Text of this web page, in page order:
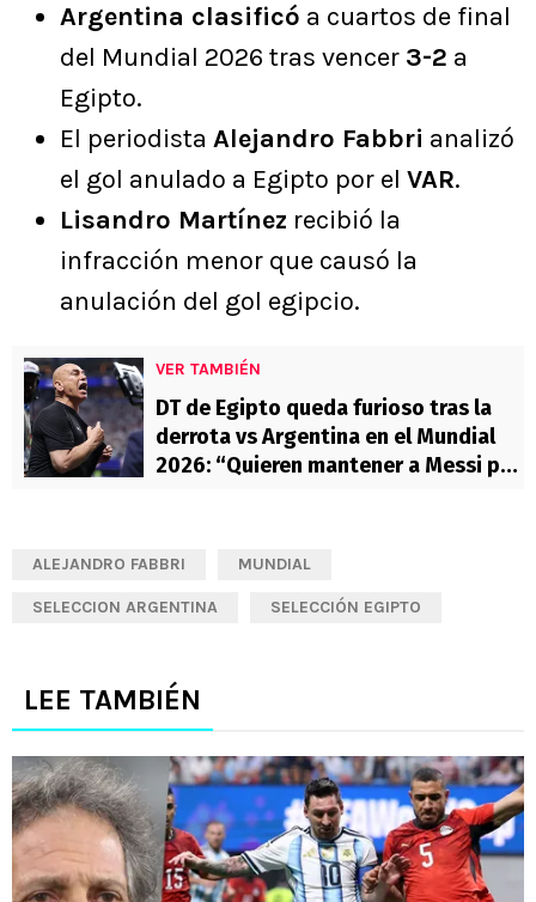
Argentina clasificó a cuartos de final
del Mundial 2026 tras vencer 3-2 a
Egipto.
El periodista Alejandro Fabbri analizó
el gol anulado a Egipto por el VAR.
Lisandro Martínez recibió la
infracción menor que causó la
anulación del gol egipcio.
VER TAMBIÉN
DT de Egipto queda furioso tras la
derrota vs Argentina en el Mundial
2026: “Quieren mantener a Messi por
ALEJANDRO FABBRI MUNDIAL
SELECCION ARGENTINA SELECCIÓN EGIPTO
LEE TAMBIÉN